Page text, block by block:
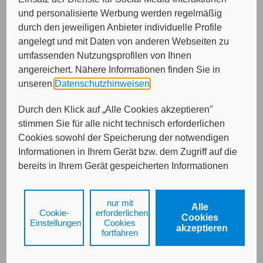
und personalisierte Werbung werden regelmäßig
durch den jeweiligen Anbieter individuelle Profile
angelegt und mit Daten von anderen Webseiten zu
umfassenden Nutzungsprofilen von Ihnen
angereichert. Nähere Informationen finden Sie in
unseren Datenschutzhinweisen
Durch den Klick auf „Alle Cookies akzeptieren"
stimmen Sie für alle nicht technisch erforderlichen
Cookies sowohl der Speicherung der notwendigen
Informationen in Ihrem Gerät bzw. dem Zugriff auf die
bereits in Ihrem Gerät gespeicherten Informationen
Ihrer Daten zu den angegebenen Zwecken in unseren
Datenschutzhinweisengemäß Art. 6 Abs. 1 lit. a
DSGVO zu.
Durch den Klick auf "nur mit erforderlichen Cookies
Alle
Cookies
akzeptieren
nur mit
erforderlichen
Cookies
fortfahren
Cookie-
Einstellungen
Von wem möchten Sie beraten werden?
Bitte treffen Sie eine Auswahl...